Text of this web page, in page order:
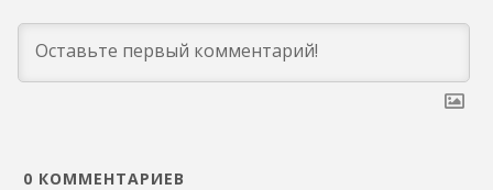
0 КОММЕНТАРИЕВ